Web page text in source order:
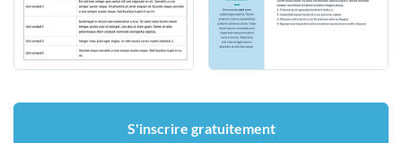
S'inscrire gratuitement